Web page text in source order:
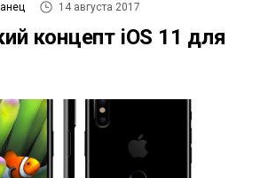
14 августа 2017
концепт iOS 11 для